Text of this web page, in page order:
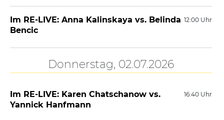
12:00 Uhr
Im RE-LIVE: Anna Kalinskaya vs. Belinda
Bencic
Donnerstag, 02.07.2026
16:40 Uhr
Im RE-LIVE: Karen Chatschanow vs.
Yannick Hanfmann